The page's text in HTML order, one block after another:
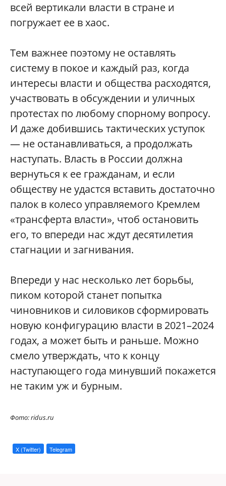
всей вертикали власти в стране и
погружает ее в хаос.
Тем важнее поэтому не оставлять
систему в покое и каждый раз, когда
интересы власти и общества расходятся,
участвовать в обсуждении и уличных
протестах по любому спорному вопросу.
И даже добившись тактических уступок
— не останавливаться, а продолжать
наступать. Власть в России должна
вернуться к ее гражданам, и если
обществу не удастся вставить достаточно
палок в колесо управляемого Кремлем
«трансферта власти», чтоб остановить
его, то впереди нас ждут десятилетия
стагнации и загнивания.
Впереди у нас несколько лет борьбы,
пиком которой станет попытка
чиновников и силовиков сформировать
новую конфигурацию власти в 2021–2024
годах, а может быть и раньше. Можно
смело утверждать, что к концу
наступающего года минувший покажется
не таким уж и бурным.
Фото: ridus.ru
X (Twitter) Telegram